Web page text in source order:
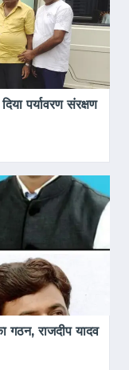
पर्यावरण संरक्षण
गठन, राजदीप यादव